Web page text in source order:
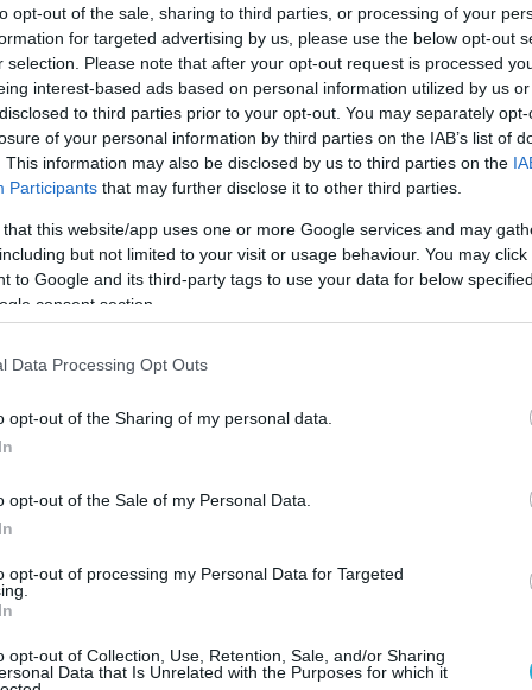
opt-out of the sale, sharing to third parties, or processing of your
for targeted advertising by us, please use the below opt-out
selection. Please note that after your opt-out request is processed
interest-based ads based on personal information utilized by us
to third parties prior to your opt-out. You may separately
of your personal information by third parties on the IAB’s list of
This information may also be disclosed by us to third parties on the
Participants that may further disclose it to other third parties.
that this website/app uses one or more Google services and may
but not limited to your visit or usage behaviour. You may
to Google and its third-party tags to use your data for below
consent section.
Data Processing Opt Outs
opt-out of the Sharing of my personal data.
opt-out of the Sale of my Personal Data.
opt-out of processing my Personal Data for Targeted
opt-out of Collection, Use, Retention, Sale, and/or Sharing
Data that Is Unrelated with the Purposes for which it
του Ανωτάτου Ναυτικού Συμβουλίου
σήμερα το Γενικό Επιτελείο
ανακοίνωση, η νέα σύνθεση είναι η
Ελευσινιώτης ΠΝ Αρχηγός ΓΕΝ
Ευσταθίου ΠΝ Αρχηγός Στόλου
Σκιαδάς ΠΝ Επιτελάρχης ΓΕΕΘΑ
Κωνσταντίνος Αγιατζίδης ΠΝ Διοικητής
Καλόγηρος ΠΝ Διοικητής ΔΝΕ
Κωνσταντινίδης ΠΝ Διοικητής ΣΝΔ
Παναγιώτης Ελληνιάδης ΠΝ Γενικός